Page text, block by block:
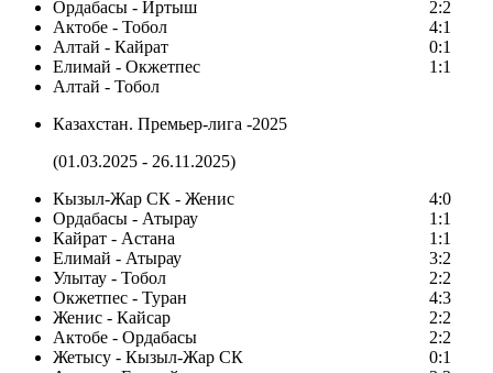
Ордабасы - Иртыш
2:2
Актобе - Тобол
4:1
Алтай - Кайрат
0:1
Елимай - Окжетпес
1:1
Алтай - Тобол
Казахстан. Премьер-лига -2025
(01.03.2025 - 26.11.2025)
Кызыл-Жар СК - Женис
4:0
Ордабасы - Атырау
1:1
Кайрат - Астана
1:1
Елимай - Атырау
3:2
Улытау - Тобол
2:2
Окжетпес - Туран
4:3
Женис - Кайсар
2:2
Актобе - Ордабасы
2:2
Жетысу - Кызыл-Жар СК
0:1